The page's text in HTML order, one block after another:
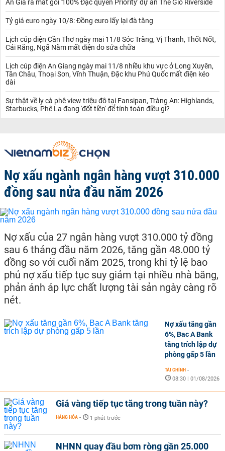
An Gia ra mắt gói '100% Đặc quyền Priority' dự án The Gió Riverside
Tỷ giá euro ngày 10/8: Đồng euro lấy lại đà tăng
Lịch cúp điện Cần Thơ ngày mai 11/8 Sóc Trăng, Vị Thanh, Thốt Nốt,
Cái Răng, Ngã Năm mất điện do sửa chữa
Lịch cúp điện An Giang ngày mai 11/8 nhiều khu vực ở Long Xuyên,
Tân Châu, Thoại Sơn, Vĩnh Thuận, Đặc khu Phú Quốc mất điện kéo
dài
Sự thật về ly cà phê view triệu đô tại Fansipan, Tràng An: Highlands,
Starbucks, Phê La đang 'đốt tiền' để tính toán điều gì?
Nợ xấu ngành ngân hàng vượt 310.000
đồng sau nửa đầu năm 2026
Nợ xấu của 27 ngân hàng vượt 310.000 tỷ đồng
sau 6 tháng đầu năm 2026, tăng gần 48.000 tỷ
đồng so với cuối năm 2025, trong khi tỷ lệ bao
phủ nợ xấu tiếp tục suy giảm tại nhiều nhà băng,
phản ánh áp lực chất lượng tài sản ngày càng rõ
nét.
Nợ xấu tăng gần
6%, Bac A Bank
tăng trích lập dự
phòng gấp 5 lần
TÀI CHÍNH -
08:30 | 01/08/2026
Giá vàng tiếp tục tăng trong tuần này?
HÀNG HÓA - 1 phút trước
NHNN quay đầu bơm ròng gần 25.000